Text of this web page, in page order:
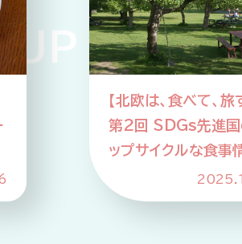
【アサヒ・
談】眠りと食で育む
もの可能性